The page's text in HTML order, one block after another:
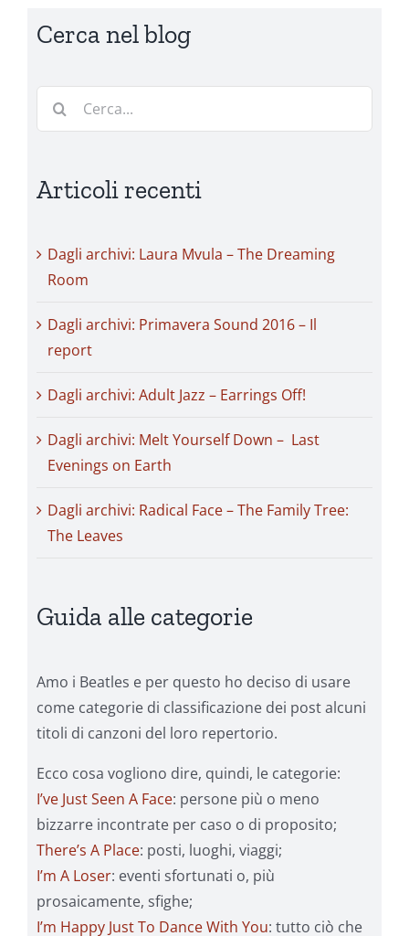
Cerca nel blog
Cerca
Articoli recenti
Dagli archivi: Laura Mvula – The Dreaming
Room
Dagli archivi: Primavera Sound 2016 – Il
report
Dagli archivi: Adult Jazz – Earrings Off!
Dagli archivi: Melt Yourself Down – Last
Evenings on Earth
Dagli archivi: Radical Face – The Family Tree:
The Leaves
Guida alle categorie
Amo i Beatles e per questo ho deciso di usare
come categorie di classificazione dei post alcuni
titoli di canzoni del loro repertorio.
Ecco cosa vogliono dire, quindi, le categorie:
I’ve Just Seen A Face: persone più o meno
bizzarre incontrate per caso o di proposito;
There’s A Place: posti, luoghi, viaggi;
I’m A Loser: eventi sfortunati o, più
prosaicamente, sfighe;
I’m Happy Just To Dance With You: tutto ciò che